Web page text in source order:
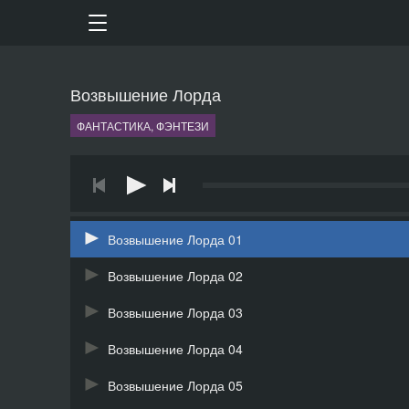
Возвышение Лорда
ФАНТАСТИКА, ФЭНТЕЗИ
Возвышение Лорда 01
Возвышение Лорда 02
Возвышение Лорда 03
Возвышение Лорда 04
Возвышение Лорда 05